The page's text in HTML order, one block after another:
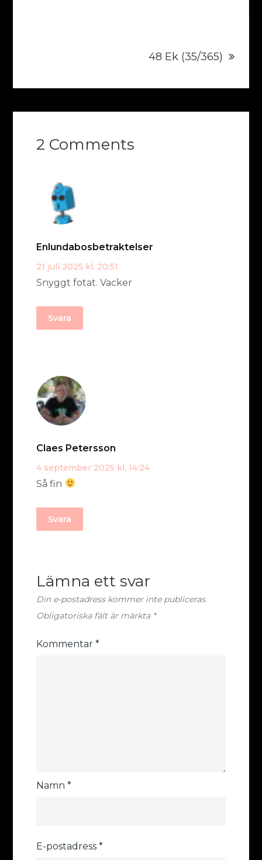
48 Ek (35/365)
2 Comments
Enlundabosbetraktelser
21 juli 2025 kl. 20:51
Snyggt fotat. Vacker
Svara
Claes Petersson
4 september 2025 kl. 14:24
Så fin
Svara
Lämna ett svar
Din e-postadress kommer inte publiceras.
Obligatoriska fält är märkta *
Kommentar*
Namn*
E-postadress*